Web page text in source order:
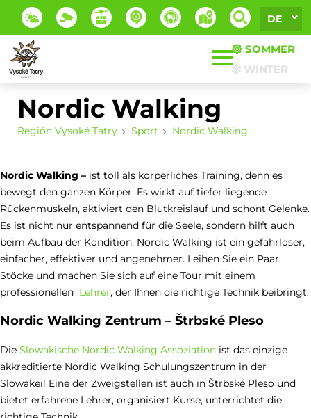
DE
SOMMER
WINTER
Nordic Walking
Región Vysoké Tatry Sport Nordic Walking
Nordic Walking – ist toll als körperliches Training, denn es
bewegt den ganzen Körper. Es wirkt auf tiefer liegende
Rückenmuskeln, aktiviert den Blutkreislauf und schont Gelenke.
Es ist nicht nur entspannend für die Seele, sondern hilft auch
beim Aufbau der Kondition. Nordic Walking ist ein gefahrloser,
einfacher, effektiver und angenehmer. Leihen Sie ein Paar
Stöcke und machen Sie sich auf eine Tour mit einem
professionellen Lehrer, der Ihnen die richtige Technik beibringt.
Nordic Walking Zentrum – Štrbské Pleso
Die Slowakische Nordic Walking Assoziation ist das einzige
akkreditierte Nordic Walking Schulungszentrum in der
Slowakei! Eine der Zweigstellen ist auch in Štrbské Pleso und
bietet erfahrene Lehrer, organisiert Kurse, unterrichtet die